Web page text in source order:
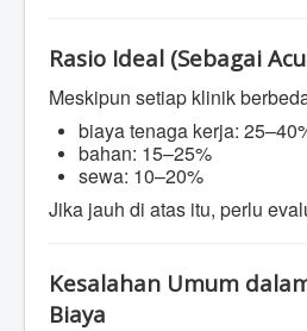
Rasio Ideal (Sebagai
Meskipun setiap klinik
biaya tenaga kerja:
bahan: 15–25%
sewa: 10–20%
Jika jauh di atas itu, perlu
Kesalahan Umum
Biaya